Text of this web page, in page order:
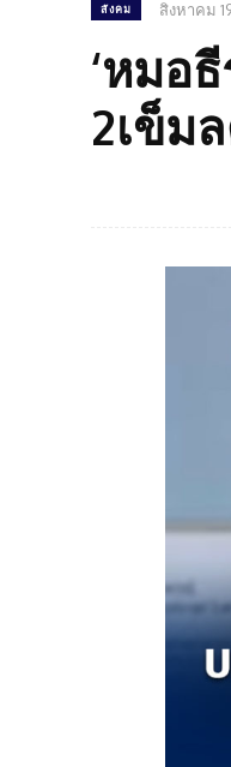
สังคม สิงหาคม
‘หมอ
2เข็ม